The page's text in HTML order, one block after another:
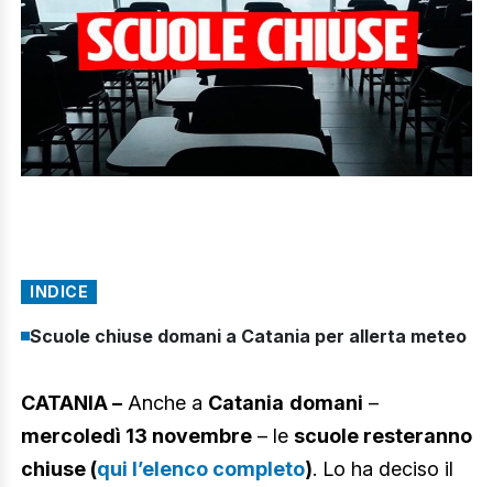
INDICE
Scuole chiuse domani a Catania per allerta meteo
CATANIA – Anche a Catania domani –
mercoledì 13 novembre – le scuole resteranno
chiuse (qui l’elenco completo). Lo ha deciso il